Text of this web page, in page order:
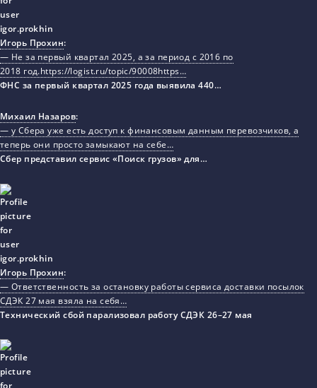
Игорь Прохин:
— Не за первый квартал 2025, а за период с 2016 по
2018 год.https://logist.ru/topic/90008https…
ФНС за первый квартал 2025 года выявила 440…
Михаил Назаров:
— у Сбера уже есть доступ к финансовым данным перевозчиков, а
теперь они просто замыкают на себе…
Сбер представил сервис «Поиск грузов» для…
Игорь Прохин:
— Ответственность за остановку работы сервиса доставки посылок
СДЭК 27 мая взяла на себя…
Технический сбой парализовал работу СДЭК 26–27 мая